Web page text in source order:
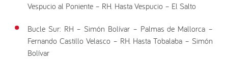
Vespucio al Poniente – RH. Hasta Vespucio – El Salto
Bucle Sur: RH – Simón Bolívar – Palmas de Mallorca –
Fernando Castillo Velasco – RH. Hasta Tobalaba – Simón
Bolívar